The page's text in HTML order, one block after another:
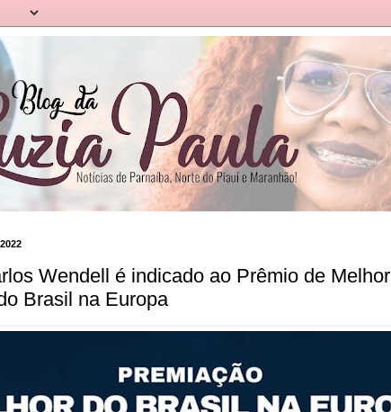
Wendell é indicado ao Prêmio de Melhor
Brasil na Europa